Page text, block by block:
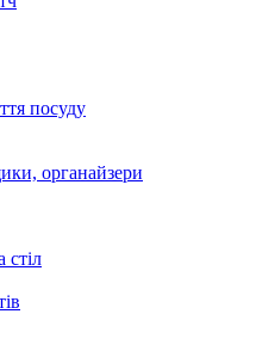
посуду
органайзери
стіл